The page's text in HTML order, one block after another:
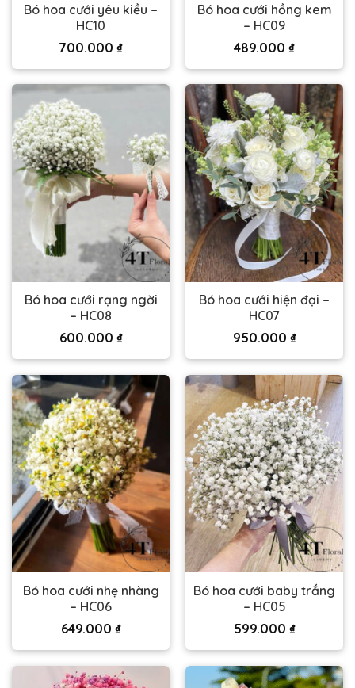
Bó hoa cưới yêu kiều –
HC10
700.000 ₫
Bó hoa cưới hồng kem
– HC09
489.000 ₫
Bó hoa cưới rạng ngời
– HC08
600.000 ₫
Bó hoa cưới hiện đại –
HC07
950.000 ₫
Bó hoa cưới nhẹ nhàng
– HC06
649.000 ₫
Bó hoa cưới baby trắng
– HC05
599.000 ₫